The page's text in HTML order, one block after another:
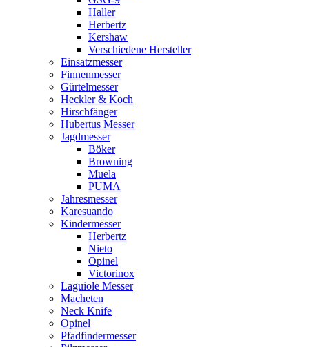
Haller
Herbertz
Kershaw
Verschiedene Hersteller
Einsatzmesser
Finnenmesser
Gürtelmesser
Heckler & Koch
Hirschfänger
Hubertus Messer
Jagdmesser
Böker
Browning
Muela
PUMA
Jahresmesser
Karesuando
Kindermesser
Herbertz
Nieto
Opinel
Victorinox
Laguiole Messer
Macheten
Neck Knife
Opinel
Pfadfindermesser